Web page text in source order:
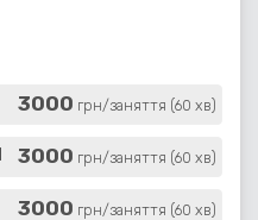
3000 грн/заняття (60 хв)
3000 грн/заняття (60 хв)
3000 грн/заняття (60 хв)